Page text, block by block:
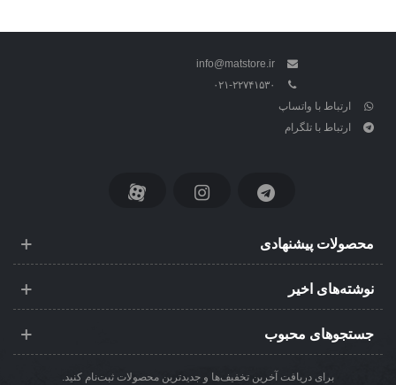
info@matstore.ir
۰۲۱-۲۲۷۴۱۵۳۰
ارتباط با واتساپ
ارتباط با تلگرام
محصولات پیشنهادی
نوشته‌های اخیر
جستجوهای محبوب
برای دریافت آخرین تخفیف‌ها و جدیدترین محصولات ثبت‌نام کنید.